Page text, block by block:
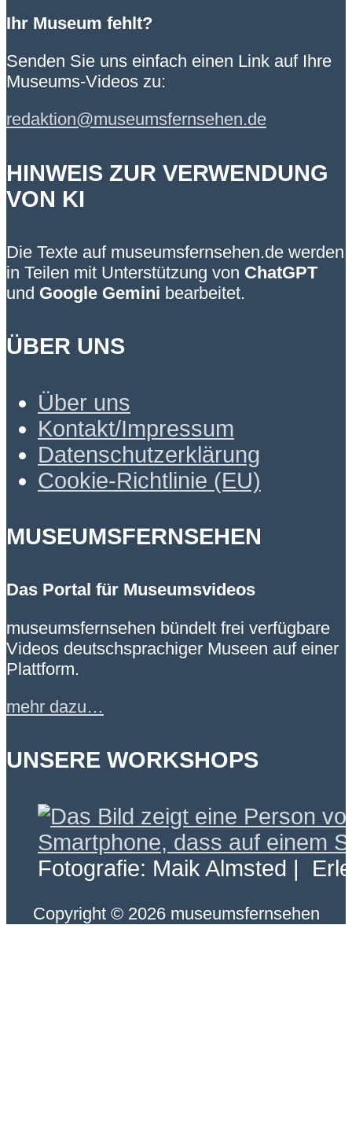
Ihr Museum fehlt?
Senden Sie uns einfach einen Link auf Ihre
Museums-Videos zu:
redaktion@museumsfernsehen.de
HINWEIS ZUR VERWENDUNG
VON KI
Die Texte auf museumsfernsehen.de werden
in Teilen mit Unterstützung von ChatGPT
und Google Gemini bearbeitet.
ÜBER UNS
Über uns
Kontakt/Impressum
Datenschutzerklärung
Cookie-Richtlinie (EU)
MUSEUMSFERNSEHEN
Das Portal für Museumsvideos
museumsfernsehen bündelt frei verfügbare
Videos deutschsprachiger Museen auf einer
Plattform.
mehr dazu…
UNSERE WORKSHOPS
Fotografie: Maik Almsted |
Copyright © 2026 museumsfernsehen